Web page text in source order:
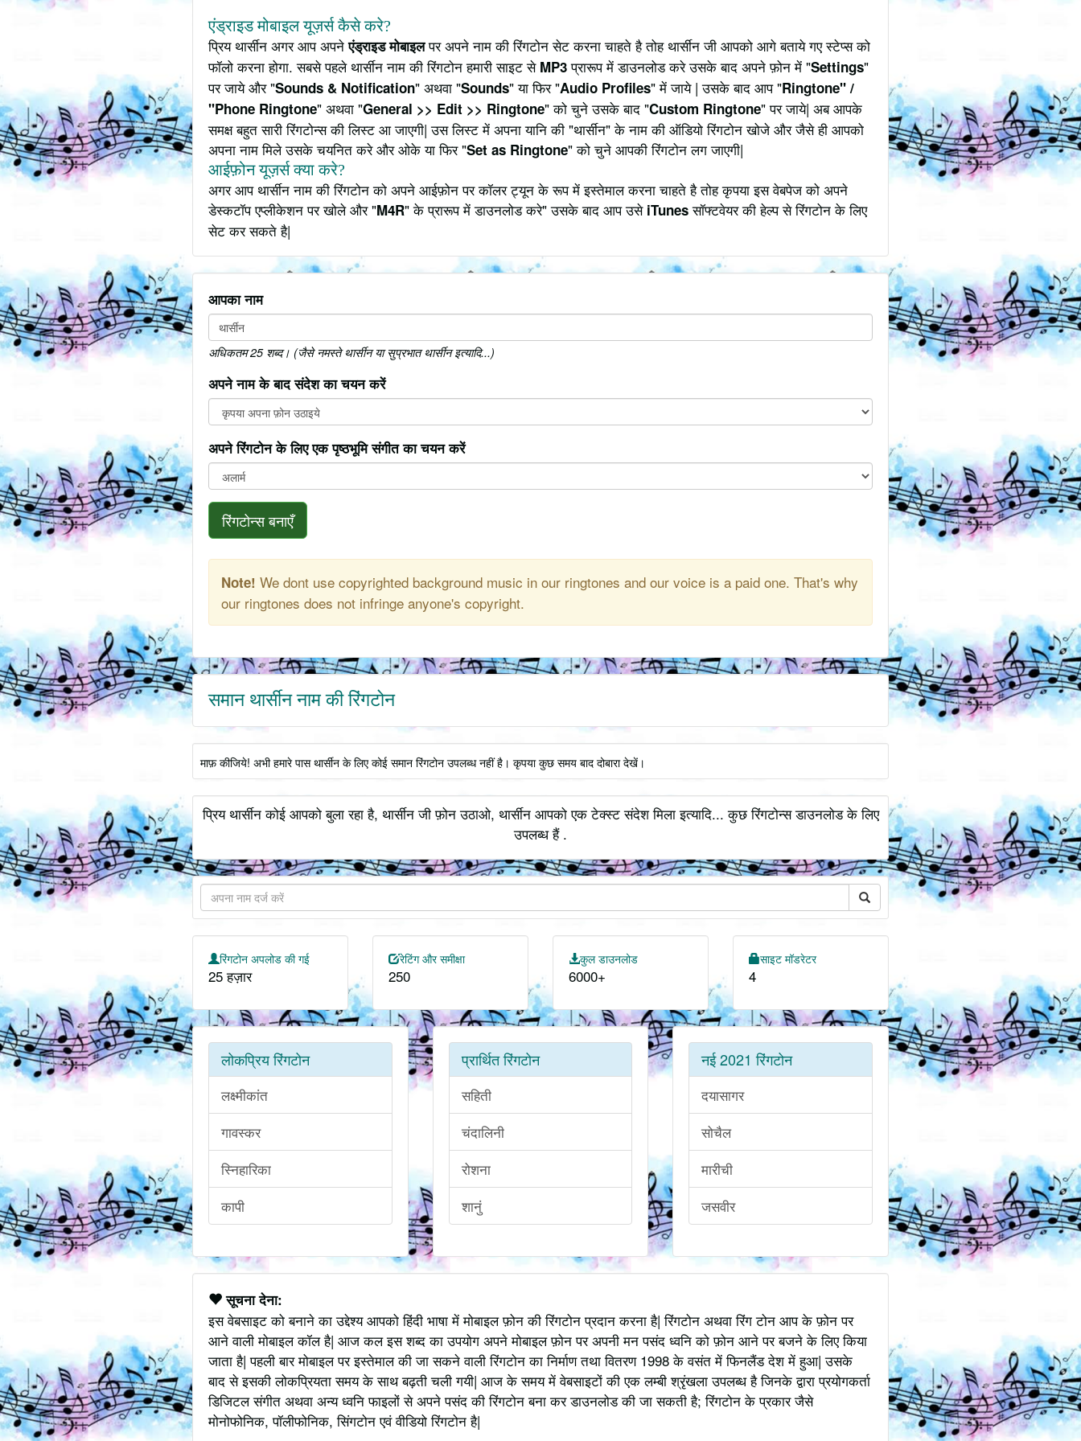
एंड्राइड मोबाइल यूज़र्स कैसे करे?
प्रिय थार्सीन अगर आप अपनेएंड्राइड मोबाइलपर अपने नाम की रिंगटोन सेट करना चाहते है तोह थार्सीन जी आपको आगे बताये गए स्टेप्स को
फॉलो करना होगा. सबसे पहले थार्सीन नाम की रिंगटोन हमारी साइट से MP3प्रारूप में डाउनलोड करे उसके बाद अपने फ़ोन में "Settings"
पर जाये और "Sounds & Notification" अथवा "Sounds" या फिर "Audio Profiles" में जाये | उसके बाद आप "Ringtone" /
"Phone Ringtone" अथवा "General >> Edit >> Ringtone" को चुने उसके बाद "Custom Ringtone" पर जाये| अब आपके
समक्ष बहुत सारी रिंगटोन्स की लिस्ट आ जाएगी| उस लिस्ट में अपना यानि की "थार्सीन" के नाम की ऑडियो रिंगटोन खोजे और जैसे ही आपको
अपना नाम मिले उसके चयनित करे और ओके या फिर "Set as Ringtone" को चुने आपकी रिंगटोन लग जाएगी|
आईफ़ोन यूज़र्स क्या करे?
अगर आप थार्सीन नाम की रिंगटोन को अपने आईफ़ोन पर कॉलर ट्यून के रूप में इस्तेमाल करना चाहते है तोह कृपया इस वेबपेज को अपने
डेस्कटॉप एप्लीकेशन पर खोले और "M4R" के प्रारूप में डाउनलोड करे" उसके बाद आप उसे iTunesसॉफ्टवेयर की हेल्प से रिंगटोन के लिए
सेट कर सकते है|
आपका नाम
अधिकतम 25 शब्द। (जैसे नमस्ते थार्सीन या सुप्रभात थार्सीन इत्यादि...)
अपने नाम के बाद संदेश का चयन करें
अपने रिंगटोन के लिए एक पृष्ठभूमि संगीत का चयन करें
रिंगटोन्स बनाएँ
Note! We dont use copyrighted background music in our ringtones and our voice is a paid one. That's why
our ringtones does not infringe anyone's copyright.
समान थार्सीन नाम की रिंगटोन
माफ़ कीजिये! अभी हमारे पास थार्सीन के लिए कोई समान रिंगटोन उपलब्ध नहीं है। कृपया कुछ समय बाद दोबारा देखें।
प्रिय थार्सीन कोई आपको बुला रहा है, थार्सीन जी फ़ोन उठाओ, थार्सीन आपको एक टेक्स्ट संदेश मिला इत्यादि... कुछ रिंगटोन्स डाउनलोड के लिए
उपलब्ध हैं .
रिंगटोन अपलोड की गई
25 हज़ार
रेटिंग और समीक्षा
250
कुल डाउनलोड
6000+
साइट मॉडरेटर
4
लोकप्रिय रिंगटोन
लक्ष्मीकांत
गावस्कर
स्निहारिका
कापी
प्रार्थित रिंगटोन
सहिती
चंदालिनी
रोशना
शानुं
नई 2021 रिंगटोन
दयासागर
सोचैल
मारीची
जसवीर
सूचना देना:
इस वेबसाइट को बनाने का उद्देश्य आपको हिंदी भाषा में मोबाइल फ़ोन की रिंगटोन प्रदान करना है| रिंगटोन अथवा रिंग टोन आप के फ़ोन पर
आने वाली मोबाइल कॉल है| आज कल इस शब्द का उपयोग अपने मोबाइल फ़ोन पर अपनी मन पसंद ध्वनि को फ़ोन आने पर बजने के लिए किया
जाता है| पहली बार मोबाइल पर इस्तेमाल की जा सकने वाली रिंगटोन का निर्माण तथा वितरण 1998 के वसंत में फिनलैंड देश में हुआ| उसके
बाद से इसकी लोकप्रियता समय के साथ बढ़ती चली गयी| आज के समय में वेबसाइटों की एक लम्बी श्रृंखला उपलब्ध है जिनके द्वारा प्रयोगकर्ता
डिजिटल संगीत अथवा अन्य ध्वनि फाइलों से अपने पसंद की रिंगटोन बना कर डाउनलोड की जा सकती है; रिंगटोन के प्रकार जैसे
मोनोफोनिक, पॉलीफोनिक, सिंगटोन एवं वीडियो रिंगटोन है|